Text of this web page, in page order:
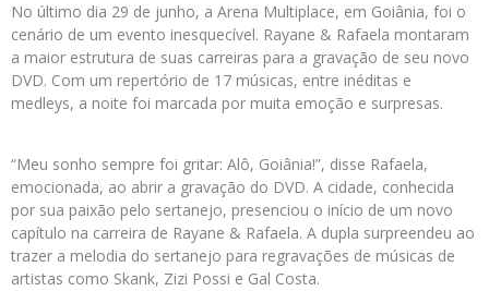
No último dia 29 de junho, a Arena Multiplace, em Goiânia, foi o
cenário de um evento inesquecível. Rayane & Rafaela montaram
a maior estrutura de suas carreiras para a gravação de seu novo
DVD. Com um repertório de 17 músicas, entre inéditas e
medleys, a noite foi marcada por muita emoção e surpresas.
“Meu sonho sempre foi gritar: Alô, Goiânia!”, disse Rafaela,
emocionada, ao abrir a gravação do DVD. A cidade, conhecida
por sua paixão pelo sertanejo, presenciou o início de um novo
capítulo na carreira de Rayane & Rafaela. A dupla surpreendeu ao
trazer a melodia do sertanejo para regravações de músicas de
artistas como Skank, Zizi Possi e Gal Costa.